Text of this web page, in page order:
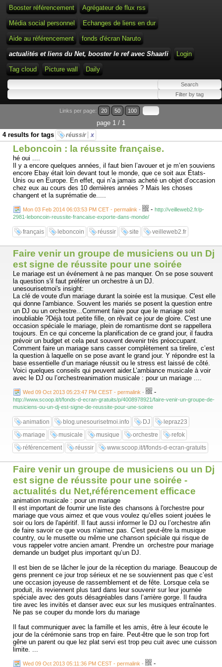
Booster référencement Agrégateur de flux rss
Média social personnel Echanges de liens en dur
Aide au référencement fonds d'écran Naruto
actualités et liens du Net, booster le ref avec Shaarli Login
Tag cloud Picture wall Daily
Links per page: 20 50 100
page 1 / 1
4 results for tags
réussir x
Leboncoin : la réussite française.
hé oui ....
Il y a encore quelques années, il faut bien l’avouer et je m’en souviens
encore Ebay était loin devant tout le monde, que ce soit aux États-
Unis ou en Europe. En effet, qui n’a jamais acheté un objet d’occasion
chez eux au cours des 10 dernières années ? Mais les choses
changent et la suprématie de.....
Mon 03 Feb 2014 06:03:53 PM CET - permalink - - http://veilleweb2.fr/p-
2981-leboncoin-reussite-francaise-exporte-dans-monde/
français leboncoin réussir site veilleweb2.fr
Faire venir un groupe de musiciens ou un Dj
est signe de réussite pour une soirée
Le mariage est un événement à ne pas manquer. On se pose souvent
la question s'il faut préférer un orchestre à un DJ.
unesourisetmoi's insight:
La clé de voute d'un mariage durant la soirée est la musique. C'est elle
qui donne l'ambiance. Souvent les mariés se posent la question entre
un DJ ou un orchestre...Comment faire pour que le mariage soit
inoubliable ?Déjà tout petite fille, on rêvait ce jour de gloire. C'est une
occasion spéciale le mariage, plein de romantisme dont se rappellera
toujours. En ce qui concerne la planification de ce grand jour, il faudra
prévoir un budget et cela peut souvent devenir très préoccupant.
Comment faire un mariage sans casser complètement sa tirelire, c’est
la question à laquelle on se pose avant le grand jour. Y répondre est la
base essentielle d’un mariage réussit ou le stress est laissé de côté.
Voici quelques conseils qui peuvent aider.L’ambiance musicale à voir
avec le DJ ou l’orchestreanimation musicale : pour un mariage ....
Wed 09 Oct 2013 05:23:47 PM CEST - permalink - -
http://www.scoop.it/t/fonds-d-ecran-gratuits/p/4008978921/faire-venir-un-groupe-de-
musiciens-ou-un-dj-est-signe-de-reussite-pour-une-soiree
animation blog.unesourisetmoi.info DJ
lepraz23
mariage
musicale musique orchestre
refok
référencement
réussir www.scoop.it/t/fonds-d-ecran-gratuits
Faire venir un groupe de musiciens ou un Dj
est signe de réussite pour une soirée -
actualités du Net,référencement efficace
animation musicale : pour un mariage
Il est important de fournir une liste des chansons à l'orchestre pour
mariage que vous aimez et que vous voulez qu’elles soient jouées le
soir ou lors de l'apéritif. Il faut aussi informer le DJ ou l’orchestre afin
de faire savoir ce que vous n'aimez pas. C'est peut-être la musique
country, ou le musette ou même une chanson spéciale qui risque de
vous rappeler votre ancien amant. Prendre un orchestre pour mariage
demande un budget plus important qu’un DJ.
Il est bien de se lâcher le jour de la réception du mariage. Beaucoup de
gens prennent ce jour trop sérieux et ne se souviennent pas que c’est
une occasion joyeuse de rassemblement et de fête. Lorsque cela se
produit, ils reviennent plus tard dans leur souvenir sur leur journée
spéciale avec des gouts désagréables dans l’arrière gorge. Il faudra
tire avec les invités et danser avec eux sur les musiques entraînantes.
Ne pas se couper du monde lors du mariage
Il faut communiquer avec la famille et les amis, être à leur écoute le
jour de la cérémonie sans trop en faire. Peut-être que le son trop fort
gêne un parent ou que lez plat servi est trop peu cuit avec une cuisson
limite. ...
Wed 09 Oct 2013 05:11:36 PM CEST - permalink - -